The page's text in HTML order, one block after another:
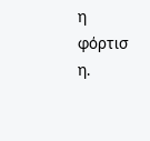
η
φόρτισ
η.